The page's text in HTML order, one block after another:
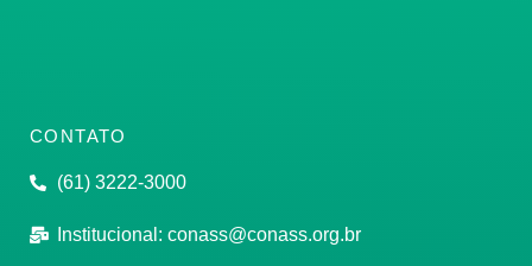
CONTATO
(61) 3222-3000
Institucional: conass@conass.org.br